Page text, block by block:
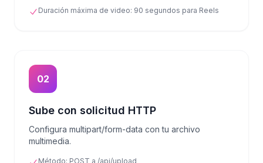
Duración máxima de video: 90 segundos para Reels
02
Sube con solicitud HTTP
Configura multipart/form-data con tu archivo
multimedia.
Método: POST a /api/upload